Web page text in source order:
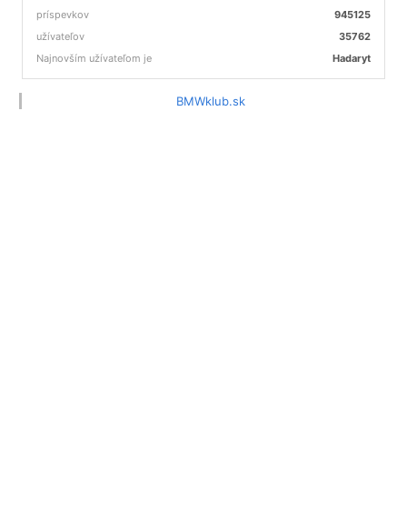
945125
príspevkov
35762
užívateľov
Najnovším užívateľom je
Hadaryt
BMWklub.sk